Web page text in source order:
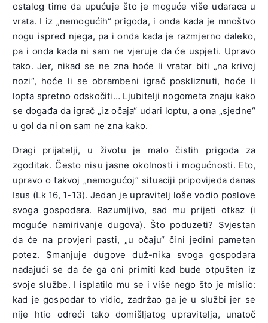
ostalog time da upućuje što je moguće više udaraca u
vrata. I iz „nemogućih“ prigoda, i onda kada je mnoštvo
nogu ispred njega, pa i onda kada je razmjerno daleko,
pa i onda kada ni sam ne vjeruje da će uspjeti. Upravo
tako. Jer, nikad se ne zna hoće li vratar biti „na krivoj
nozi“, hoće li se obrambeni igrač poskliznuti, hoće li
lopta spretno odskočiti… Ljubitelji nogometa znaju kako
se događa da igrač „iz očaja“ udari loptu, a ona „sjedne“
u gol da ni on sam ne zna kako.
Dragi prijatelji, u životu je malo čistih prigoda za
zgoditak. Često nisu jasne okolnosti i mogućnosti. Eto,
upravo o takvoj „nemogućoj“ situaciji pripovijeda danas
Isus (Lk 16, 1-13). Jedan je upravitelj loše vodio poslove
svoga gospodara. Razumljivo, sad mu prijeti otkaz (i
moguće namirivanje dugova). Što poduzeti? Svjestan
da će na provjeri pasti, „u očaju“ čini jedini pametan
potez. Smanjuje dugove duž-nika svoga gospodara
nadajući se da će ga oni primiti kad bude otpušten iz
svoje službe. I isplatilo mu se i više nego što je mislio:
kad je gospodar to vidio, zadržao ga je u službi jer se
nije htio odreći tako domišljatog upravitelja, unatoč